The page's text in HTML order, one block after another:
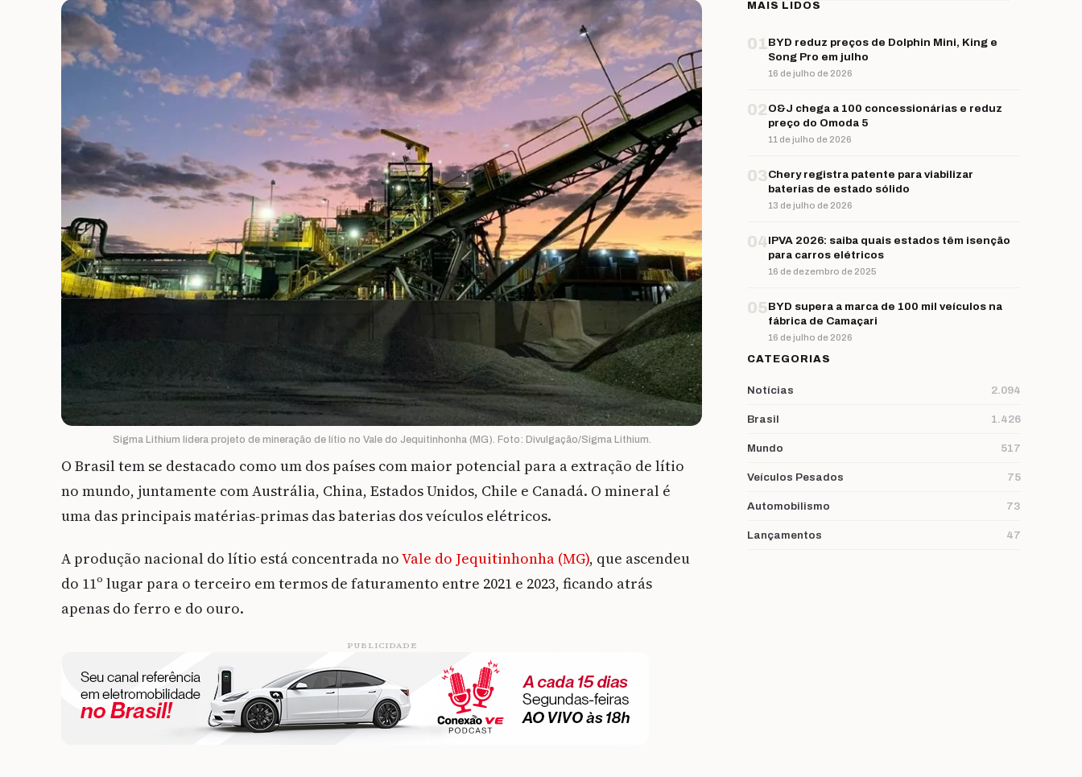
Sigma Lithium lidera projeto de mineração de lítio no Vale do Jequitinhonha (MG). Foto: Divulgação/Sigma Lithium.
O Brasil tem se destacado como um dos países com maior potencial para a extração de lítio
no mundo, juntamente com Austrália, China, Estados Unidos, Chile e Canadá. O mineral é
uma das principais matérias-primas das baterias dos veículos elétricos.
A produção nacional do lítio está concentrada noVale do Jequitinhonha (MG), que ascendeu
do 11º lugar para o terceiro em termos de faturamento entre 2021 e 2023, ficando atrás
apenas do ferro e do ouro.
PUBLICIDADE
MAIS LIDOS
01BYD reduz preços de Dolphin Mini, King e
Song Pro em julho
16 de julho de 2026
02 O&J chega a 100 concessionárias e reduz
preço do Omoda 5
11 de julho de 2026
03Chery registra patente para viabilizar
baterias de estado sólido
13 de julho de 2026
04IPVA 2026: saiba quais estados têm isenção
para carros elétricos
16 de dezembro de 2025
05BYD supera a marca de 100 mil veículos na
fábrica de Camaçari
16 de julho de 2026
CATEGORIAS
Notícias 2.094
Brasil 1.426
Mundo 517
Veículos Pesados 75
Automobilismo 73
Lançamentos 47